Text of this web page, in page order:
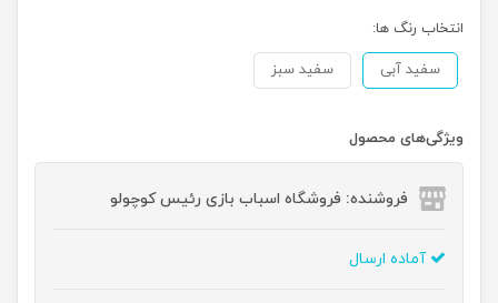
انتخاب رنگ ها:
سفید آبی سفید سبز
ویژگی‌های محصول
فروشنده: فروشگاه اسباب بازی رئیس کوچولو
آماده ارسال